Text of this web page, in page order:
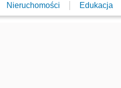
Nieruchomości Edukacja